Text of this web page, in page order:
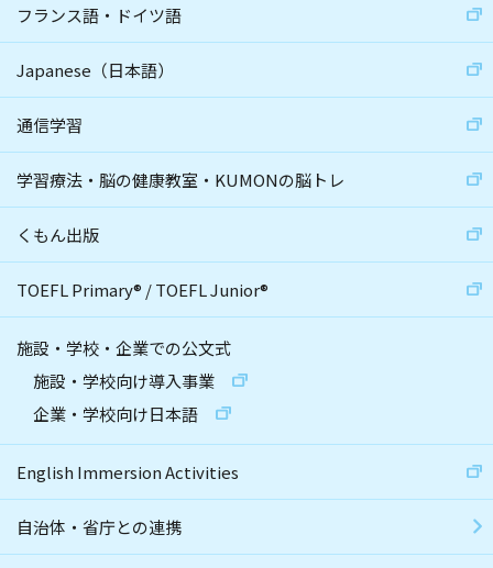
フランス語・ドイツ語
Japanese（日本語）
通信学習
学習療法・脳の健康教室・KUMONの脳トレ
くもん出版
TOEFL Primary® /TOEFL Junior®
施設・学校・企業での公文式
施設・学校向け導入事業
企業・学校向け日本語
English Immersion Activities
自治体・省庁との連携